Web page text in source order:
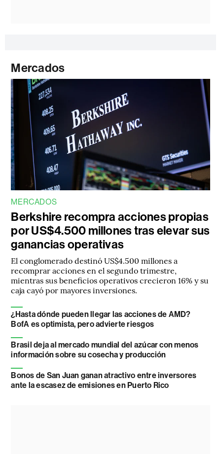
Mercados
MERCADOS
Berkshire recompra acciones propias
por US$4.500 millones tras elevar sus
ganancias operativas
El conglomerado destinó US$4.500 millones a
recomprar acciones en el segundo trimestre,
mientras sus beneficios operativos crecieron 16% y su
caja cayó por mayores inversiones.
¿Hasta dónde pueden llegar las acciones de AMD?
BofA es optimista, pero advierte riesgos
Brasil deja al mercado mundial del azúcar con menos
información sobre su cosecha y producción
Bonos de San Juan ganan atractivo entre inversores
ante la escasez de emisiones en Puerto Rico